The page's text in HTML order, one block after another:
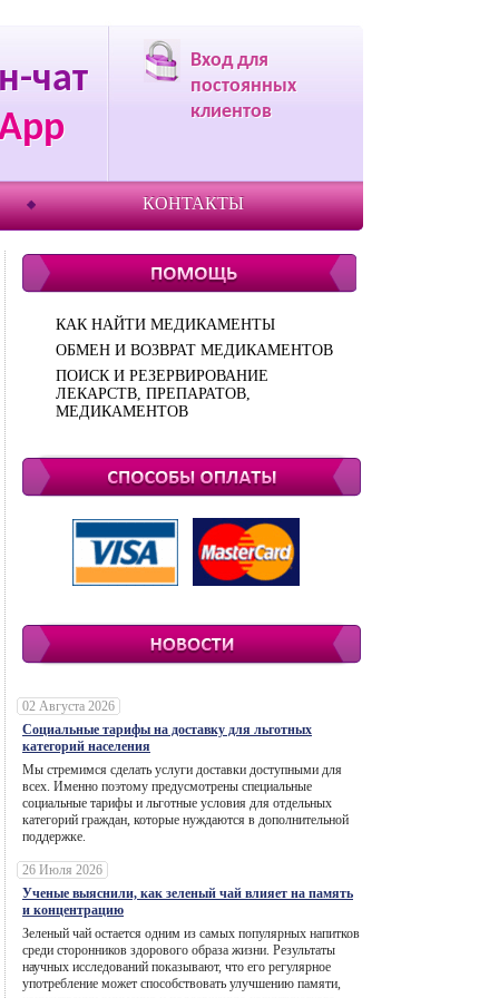
чат
Вход для
постоянных
клиентов
КОНТАКТЫ
КАК НАЙТИ МЕДИКАМЕНТЫ
ОБМЕН И ВОЗВРАТ МЕДИКАМЕНТОВ
ПОИСК И РЕЗЕРВИРОВАНИЕ
ЛЕКАРСТВ, ПРЕПАРАТОВ,
МЕДИКАМЕНТОВ
02 Августа 2026
Социальные тарифы на доставку для льготных
категорий населения
Мы стремимся сделать услуги доставки доступными для
всех. Именно поэтому предусмотрены специальные
социальные тарифы и льготные условия для отдельных
категорий граждан, которые нуждаются в дополнительной
поддержке.
26 Июля 2026
Ученые выяснили, как зеленый чай влияет на память
и концентрацию
Зеленый чай остается одним из самых популярных напитков
среди сторонников здорового образа жизни. Результаты
научных исследований показывают, что его регулярное
употребление может способствовать улучшению памяти,